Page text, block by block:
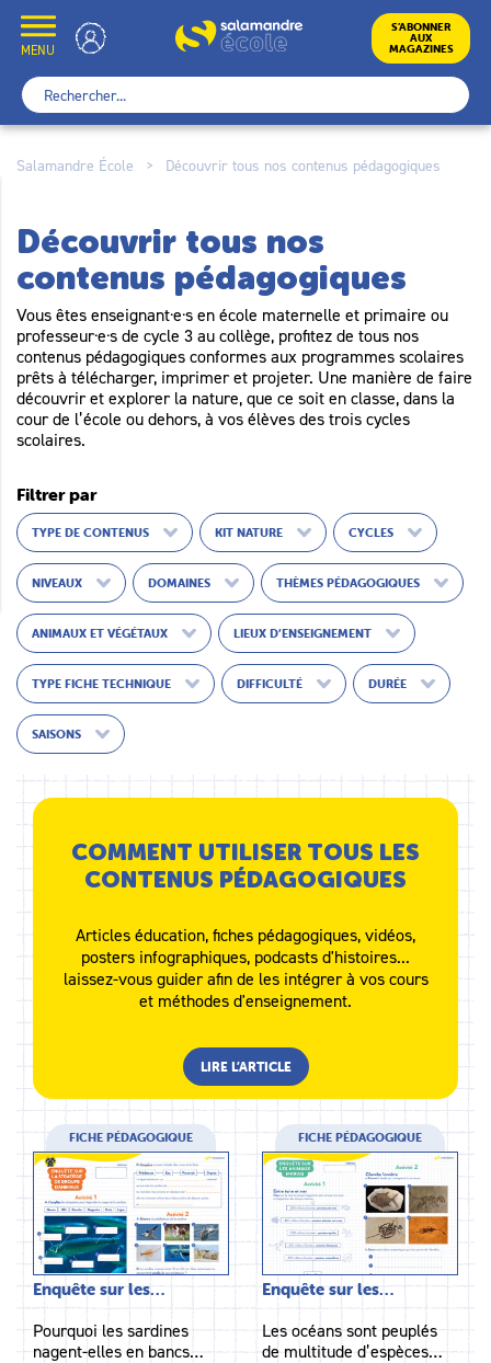
content
MENU
École S’ABONNER
AUX
MAGAZINES
Rechercher :
Salamandre École > Découvrir tous nos contenus pédagogiques
Découvrir tous nos
contenus pédagogiques
Vous êtes enseignant·e·s en école maternelle et primaire ou
professeur·e·s de cycle 3 au collège, profitez de tous nos
contenus pédagogiques conformes aux programmes scolaires
prêts à télécharger, imprimer et projeter. Une manière de faire
découvrir et explorer la nature, que ce soit en classe, dans la
cour de l’école ou dehors, à vos élèves des trois cycles
scolaires.
Filtrer par
TYPE DE CONTENUS KIT NATURE CYCLES
NIVEAUX DOMAINES THÈMES PÉDAGOGIQUES
ANIMAUX ET VÉGÉTAUX LIEUX D’ENSEIGNEMENT
TYPE FICHE TECHNIQUE DIFFICULTÉ DURÉE
SAISONS
COMMENT UTILISER TOUS LES
CONTENUS PÉDAGOGIQUES
Articles éducation, fiches pédagogiques, vidéos,
posters infographiques, podcasts d'histoires...
laissez-vous guider afin de les intégrer à vos cours
et méthodes d'enseignement.
LIRE L’ARTICLE
FICHE PÉDAGOGIQUE
Enquête sur les…
Pourquoi les sardines
nagent-elles en bancs…
FICHE PÉDAGOGIQUE
Enquête sur les…
Les océans sont peuplés
de multitude d’espèces…